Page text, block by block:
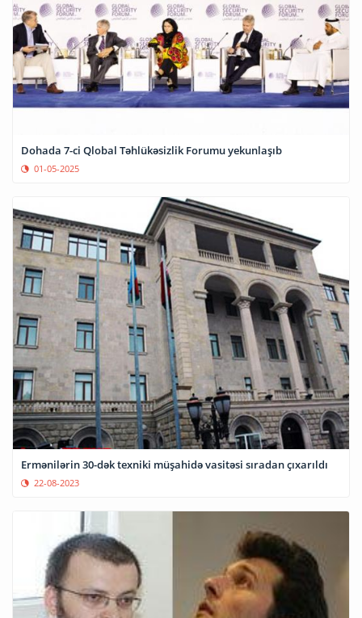
Dohada 7-ci Qlobal Təhlükəsizlik Forumu yekunlaşıb
01-05-2025
Ermənilərin 30-dək texniki müşahidə vasitəsi sıradan çıxarıldı
22-08-2023